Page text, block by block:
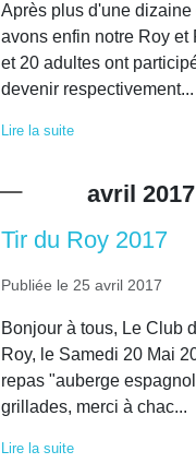
Après plus d'une
avons enfin notre Roy et
et 20 adultes ont
devenir respectivement...
Lire la suite
avril 2017
Tir du Roy 2017
Publiée le 25 avril 2017
Bonjour à tous, Le Club
Roy, le Samedi 20 Mai
repas "auberge
grillades, merci à chac...
Lire la suite